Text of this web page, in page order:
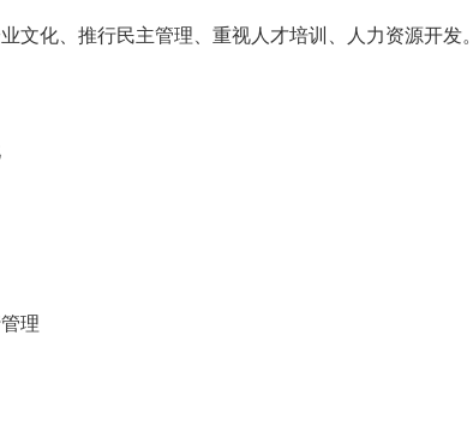
化、推行民主管理、重视人才培训、人力资源开发。
理